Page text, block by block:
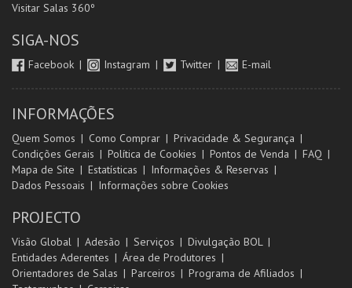
Visitar Salas 360º
SIGA-NOS
Facebook Instagram Twitter E-mail
INFORMAÇÕES
Quem Somos Como Comprar
Privacidade & Segurança
Condições Gerais
Política de Cookies Pontos de Venda
FAQ
Mapa de Site
Estatísticas
Informações & Reservas
Dados Pessoais
Informações sobre Cookies
PROJECTO
Visão Global Adesão Serviços
Divulgação BOL
Entidades Aderentes
Área de Produtores
Orientadores de Salas
Parceiros
Programa de Afiliados